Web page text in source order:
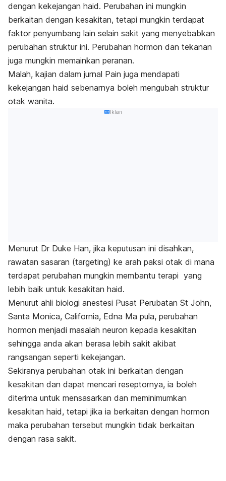
dengan kekejangan haid. Perubahan ini mungkin
berkaitan dengan kesakitan, tetapi mungkin terdapat
faktor penyumbang lain selain sakit yang menyebabkan
perubahan struktur ini. Perubahan hormon dan tekanan
juga mungkin memainkan peranan.
Malah, kajian dalam jurnal Pain juga mendapati
kekejangan haid sebenarnya boleh mengubah struktur
otak wanita.
Iklan
Menurut Dr Duke Han, jika keputusan ini disahkan,
rawatan sasaran (targeting) ke arah paksi otak di mana
terdapat perubahan mungkin membantu terapi yang
lebih baik untuk kesakitan haid.
Menurut ahli biologi anestesi Pusat Perubatan St John,
Santa Monica, California, Edna Ma pula, perubahan
hormon menjadi masalah neuron kepada kesakitan
sehingga anda akan berasa lebih sakit akibat
rangsangan seperti kekejangan.
Sekiranya perubahan otak ini berkaitan dengan
kesakitan dan dapat mencari reseptornya, ia boleh
diterima untuk mensasarkan dan meminimumkan
kesakitan haid, tetapi jika ia berkaitan dengan hormon
maka perubahan tersebut mungkin tidak berkaitan
dengan rasa sakit.